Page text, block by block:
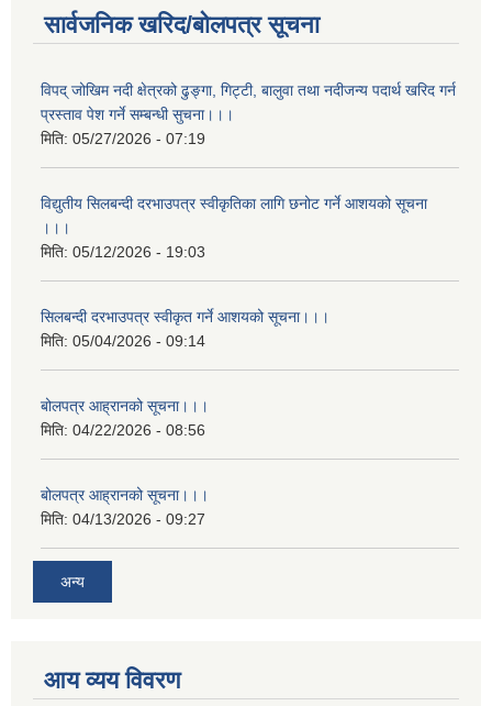
सार्वजनिक खरिद/बोलपत्र सूचना
विपद् जोखिम नदी क्षेत्रको ढुङ्गा, गिट्टी, बालुवा तथा नदीजन्य पदार्थ खरिद गर्न
प्रस्ताव पेश गर्ने सम्बन्धी सुचना।।।
मिति: 05/27/2026 - 07:19
विद्युतीय सिलबन्दी दरभाउपत्र स्वीकृतिका लागि छनोट गर्ने आशयको सूचना
।।।
मिति: 05/12/2026 - 19:03
सिलबन्दी दरभाउपत्र स्वीकृत गर्ने आशयको सूचना।।।
मिति: 05/04/2026 - 09:14
बोलपत्र आह्रानको सूचना।।।
मिति: 04/22/2026 - 08:56
बोलपत्र आह्रानको सूचना।।।
मिति: 04/13/2026 - 09:27
अन्य
आय व्यय विवरण